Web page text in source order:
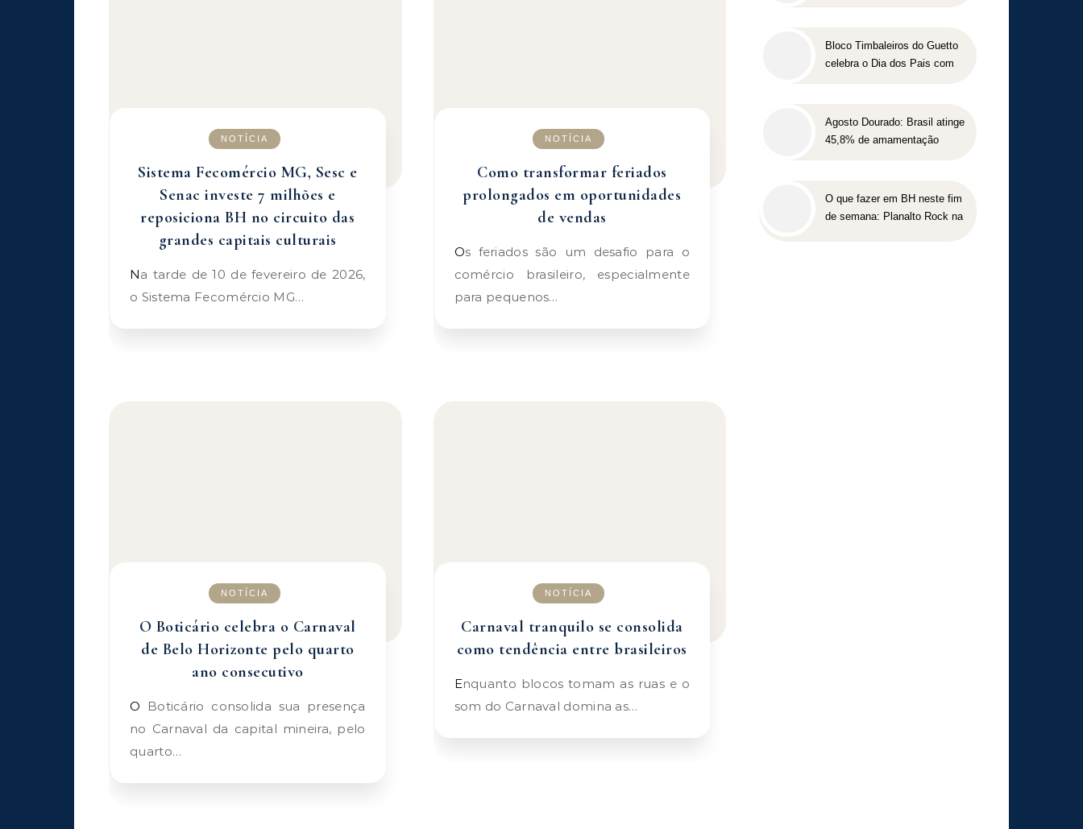
NOTÍCIA
Sistema Fecomércio MG, Sesc e
Senac investe 7 milhões e
reposiciona BH no circuito das
grandes capitais culturais
Na tarde de 10 de fevereiro de 2026,
o Sistema Fecomércio MG…
NOTÍCIA
Como transformar feriados
prolongados em oportunidades
de vendas
Os feriados são um desafio para o
comércio brasileiro, especialmente
para pequenos…
NOTÍCIA
O Boticário celebra o Carnaval
de Belo Horizonte pelo quarto
ano consecutivo
O Boticário consolida sua presença
no Carnaval da capital mineira, pelo
quarto…
NOTÍCIA
Carnaval tranquilo se consolida
como tendência entre brasileiros
Enquanto blocos tomam as ruas e o
som do Carnaval domina as…
Bloco Timbaleiros do Guetto
celebra o Dia dos Pais com
Agosto Dourado: Brasil atinge
45,8% de amamentação
2030
O que fazer em BH neste fim
de semana: Planalto Rock na